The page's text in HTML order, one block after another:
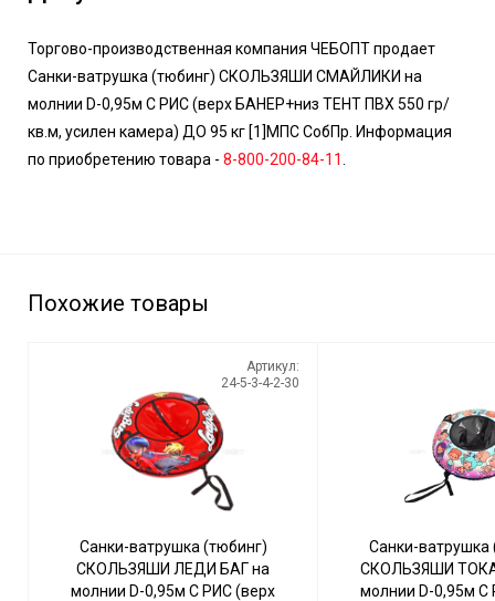
Торгово-производственная компания ЧЕБОПТ продает
Санки-ватрушка (тюбинг) СКОЛЬЗЯШИ СМАЙЛИКИ на
молнии D-0,95м С РИС (верх БАНЕР+низ ТЕНТ ПВХ 550 гр/
кв.м, усилен камера) ДО 95 кг [1]МПС СобПр. Информация
по приобретению товара - 8-800-200-84-11
Похожие товары
Артикул:
24-5-3-4-2-30
Санки-ватрушка (тюбинг)
СКОЛЬЗЯШИ ЛЕДИ БАГ на
молнии D-0,95м С РИС (верх
Санки-ватрушка
СКОЛЬЗЯШИ
молнии D-0,95м С